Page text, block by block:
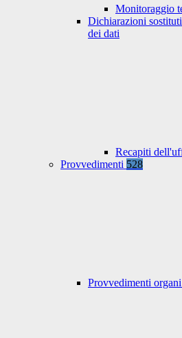
Monitoraggio
Dichiarazioni
dei dati
Recapiti
Provvedimenti 528
Provvedimenti